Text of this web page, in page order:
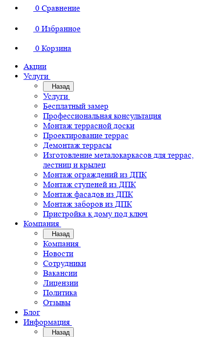
0 Сравнение
0 Избранное
0 Корзина
Акции
Услуги
Назад
Услуги
Бесплатный замер
Профессиональная консультация
Монтаж террасной доски
Проектирование террас
Демонтаж террасы
Изготовление металокаркасов для террас,
лестниц и крылец
Монтаж ограждений из ДПК
Монтаж ступеней из ДПК
Монтаж фасадов из ДПК
Монтаж заборов из ДПК
Пристройка к дому под ключ
Компания
Назад
Компания
Новости
Сотрудники
Вакансии
Лицензии
Политика
Отзывы
Блог
Информация
Назад